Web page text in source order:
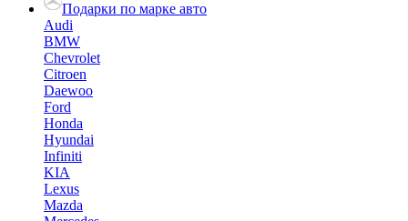
Подарки по марке авто
Audi
BMW
Chevrolet
Citroen
Daewoo
Ford
Honda
Hyundai
Infiniti
KIA
Lexus
Mazda